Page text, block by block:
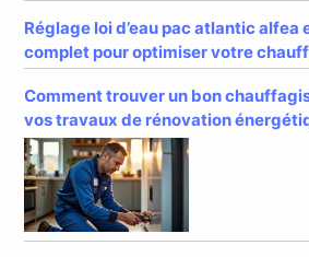
Réglage loi d’eau pac atlantic alfea
complet pour optimiser votre
Comment trouver un bon
vos travaux de rénovation